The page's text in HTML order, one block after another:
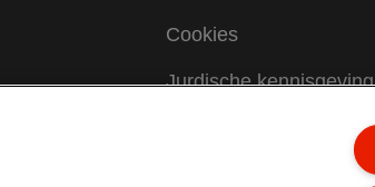
Cookies
Jurdische kennisgeving
Mijn gegevens beheren